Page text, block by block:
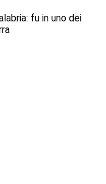
fu in uno dei